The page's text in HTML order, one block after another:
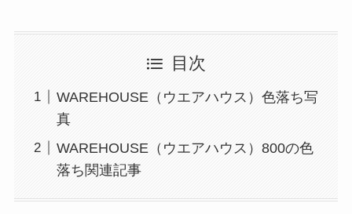
目次
WAREHOUSE（ウエアハウス）色落ち写
真
WAREHOUSE（ウエアハウス）800の色
落ち関連記事